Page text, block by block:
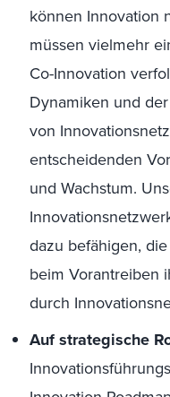
können Innovation
müssen vielmehr
Co-Innovation
Dynamiken und
von
entscheidenden
und Wachstum.
dazu befähigen,
beim Vorantreiben
durch
Auf strategische